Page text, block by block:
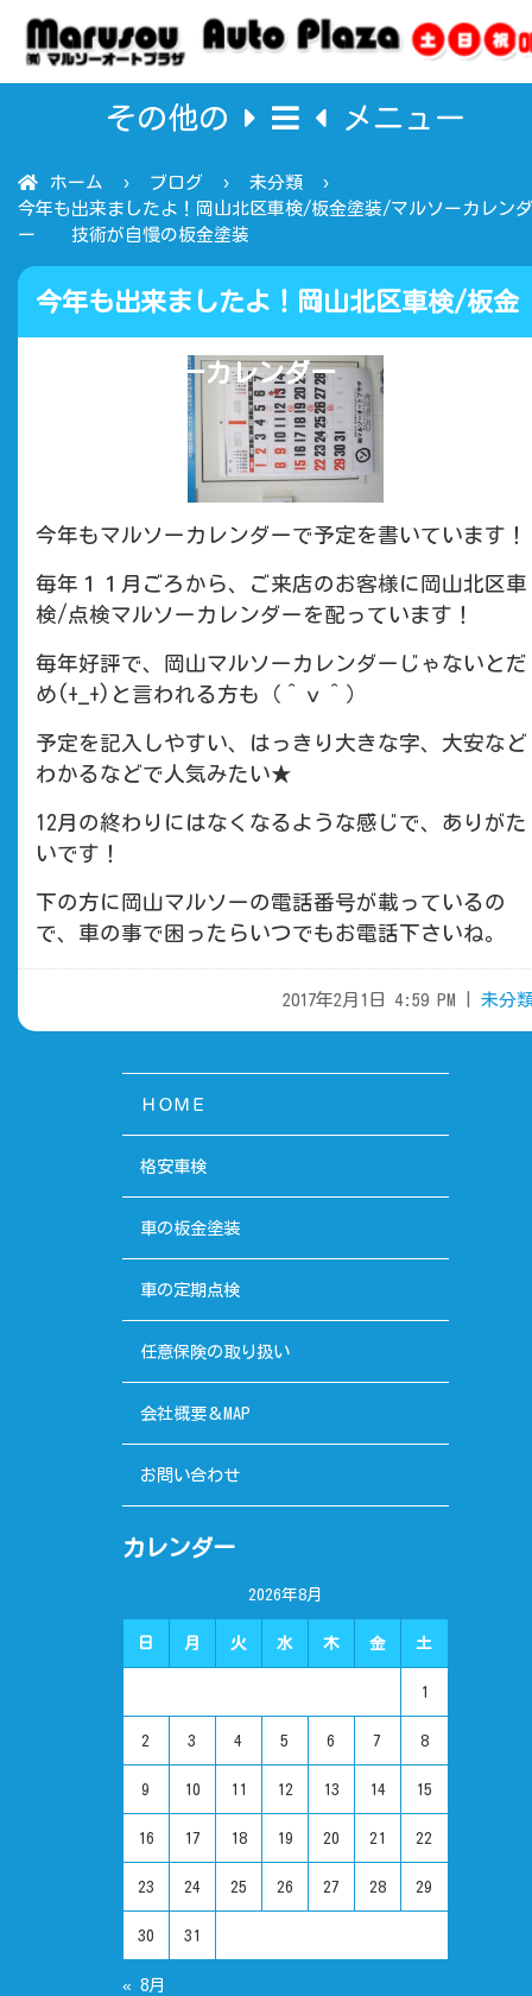
その他の メニュー
ホーム ブログ
未分類
今年も出来ましたよ！岡山北区車検/板金塗装/マルソーカレンダ
ー 技術が自慢の板金塗装
今年も出来ましたよ！岡山北区車検/板金
塗装/マルソーカレンダー 技術が自慢
の板金塗装
今年もマルソーカレンダーで予定を書いています！
毎年１１月ごろから、ご来店のお客様に岡山北区車
検/点検マルソーカレンダーを配っています！
毎年好評で、岡山マルソーカレンダーじゃないとだ
め(+_+)と言われる方も（＾ｖ＾）
予定を記入しやすい、はっきり大きな字、大安など
わかるなどで人気みたい★
12月の終わりにはなくなるような感じで、ありがた
いです！
下の方に岡山マルソーの電話番号が載っているの
で、車の事で困ったらいつでもお電話下さいね。
2017年2月1日 4:59 PM | 未分
ＨＯＭＥ
格安車検
車の板金塗装
車の定期点検
任意保険の取り扱い
会社概要＆MAP
お問い合わせ
カレンダー
2026年8月
日 月 火 水 木 金 土
1
2 3 4 5 6 7 8
9 10 11 12 13 14 15
16 17 18 19 20 21 22
23 24 25 26 27 28 29
30 31
« 8月